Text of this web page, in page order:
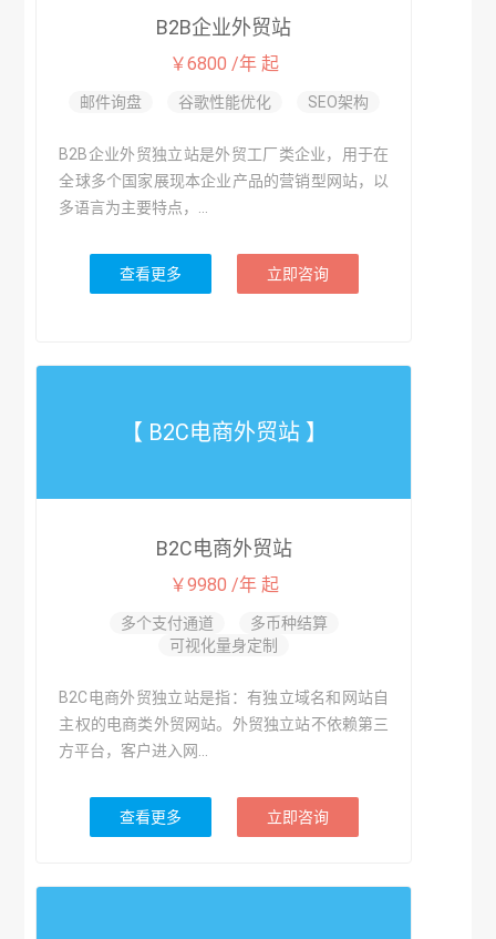
B2B企业外贸站
￥6800 /年 起
邮件询盘 谷歌性能优化 SEO架构
B2B企业外贸独立站是外贸工厂类企业，用于在
全球多个国家展现本企业产品的营销型网站，以
多语言为主要特点，...
查看更多 立即咨询
【 B2C电商外贸站 】
B2C电商外贸站
￥9980 /年 起
多个支付通道
多币种结算
可视化量身定制
B2C电商外贸独立站是指：有独立域名和网站自
主权的电商类外贸网站。外贸独立站不依赖第三
方平台，客户进入网...
查看更多 立即咨询